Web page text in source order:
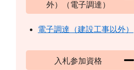
外）（電子調達）
電子調達（建設工事以外）
入札参加資格